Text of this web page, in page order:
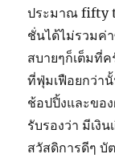
ประมาณ fifty
ชั่นได้ไม่รวมค่
สบายๆก็เต็มที่
ที่ฟุ่มเฟือยกว่า
ช้อปปิ้งและขอ
รับรองว่า มีเงิ
สวัสดิการดีๆ